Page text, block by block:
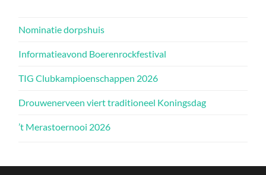
Nominatie dorpshuis
Informatieavond Boerenrockfestival
TIG Clubkampioenschappen 2026
Drouwenerveen viert traditioneel Koningsdag
’t Merastoernooi 2026